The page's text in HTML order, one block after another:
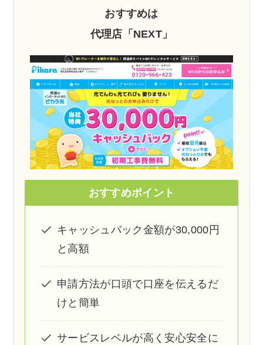
おすすめは
代理店「NEXT」
おすすめポイント
キャッシュバック金額が30,000円
と高額
申請方法が口頭で口座を伝えるだ
けと簡単
サービスレベルが高く安心安全に